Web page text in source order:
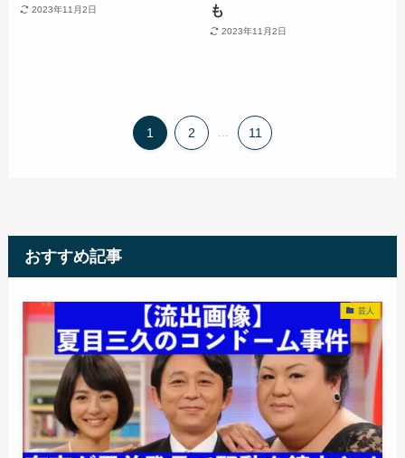
2023年11月2日
も
2023年11月2日
1 2 ... 11
おすすめ記事
芸人